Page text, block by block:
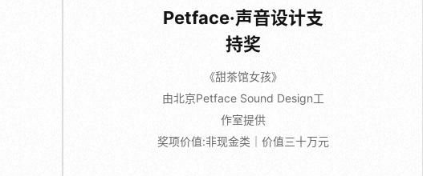
Petface·声音设计支
持奖
《甜茶馆女孩》
由北京Petface Sound Design工
作室提供
奖项价值:非现金类｜价值三十万元